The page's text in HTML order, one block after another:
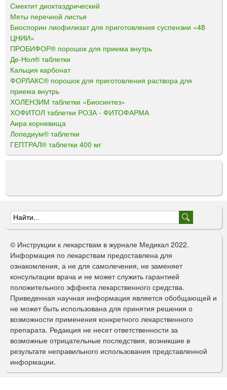
Смектит диоктаэдрический
Мяты перечной листья
Биоспорин лиофилизат для приготовления суспензии «48
ЦНИИ»
ПРОБИФОР® порошок для приема внутрь
Де-Нол® таблетки
Кальция карбонат
ФОРЛАКС® порошок для приготовления раствора для
приема внутрь
ХОЛЕНЗИМ таблетки «Биосинтез»
ХОФИТОЛ таблетки РОЗА - ФИТОФАРМА
Аира корневища
Лопедиум® таблетки
ГЕПТРАЛ® таблетки 400 мг
Ф
о
р
м
а
п
о
и
с
к
© Инструкции к лекарствам в журнале Медикал 2022.
Информация по лекарствам предоставлена для
ознакомления, а не для самолечения, не заменяет
консультации врача и не может служить гарантией
положительного эффекта лекарственного средства.
Приведенная научная информация является обобщающей и
не может быть использована для принятия решения о
возможности применения конкретного лекарственного
препарата. Редакция не несет ответственности за
возможные отрицательные последствия, возникшие в
результате неправильного использования представленной
информации.